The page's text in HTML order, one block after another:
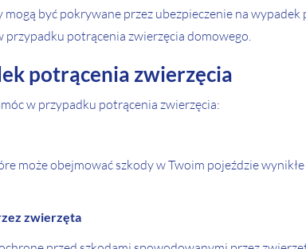
być pokrywane przez ubezpieczenie na
potrącenia zwierzęcia domowego.
potrącenia zwierzęcia
w przypadku potrącenia zwierzęcia:
może obejmować szkody w Twoim pojeździe
zwierzęta